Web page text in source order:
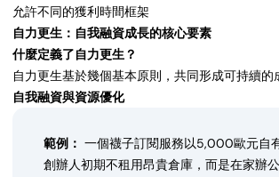
允許不同的獲利時間框架
自力更生：自我融資成長的核心要素
什麼定義了自力更生？
自力更生基於幾個基本原則，共同形成可持續的
自我融資與資源優化
範例： 一個襪子訂閱服務以5,000歐元自
創辦人初期不租用昂貴倉庫，而是在家辦